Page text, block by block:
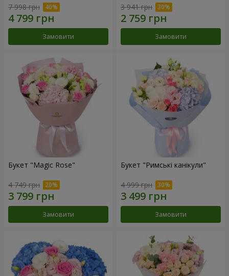
7 998 грн
Замовити
3 941 грн
Замовити
Букет "Magic Rose"
4 749 грн
Замовити
Букет "Римські канікули"
4 999 грн
Замовити